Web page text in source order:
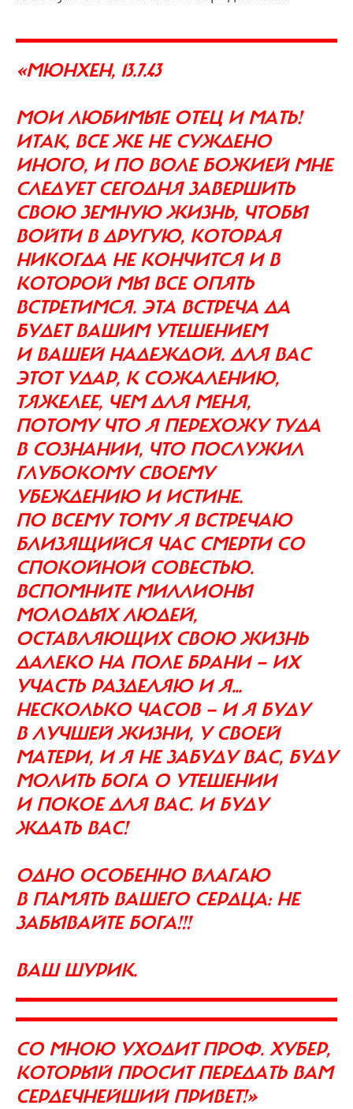
«МЮНХЕН, 13.7.43
МОИ ЛЮБИМЫЕ ОТЕЦ И МАТЬ!
ИТАК, ВСЕ ЖЕ НЕ СУЖДЕНО
ИНОГО, И ПО ВОЛЕ БОЖИЕЙ МНЕ
СЛЕДУЕТ СЕГОДНЯ ЗАВЕРШИТЬ
СВОЮ ЗЕМНУЮ ЖИЗНЬ, ЧТОБЫ
ВОЙТИ В ДРУГУЮ, КОТОРАЯ
НИКОГДА НЕ КОНЧИТСЯ И В
КОТОРОЙ МЫ ВСЕ ОПЯТЬ
ВСТРЕТИМСЯ. ЭТА ВСТРЕЧА ДА
БУДЕТ ВАШИМ УТЕШЕНИЕМ
И ВАШЕЙ НАДЕЖДОЙ. ДЛЯ ВАС
ЭТОТ УДАР, К СОЖАЛЕНИЮ,
ТЯЖЕЛЕЕ, ЧЕМ ДЛЯ МЕНЯ,
ПОТОМУ ЧТО Я ПЕРЕХОЖУ ТУДА
В СОЗНАНИИ, ЧТО ПОСЛУЖИЛ
ГЛУБОКОМУ СВОЕМУ
УБЕЖДЕНИЮ И ИСТИНЕ.
ПО ВСЕМУ ТОМУ Я ВСТРЕЧАЮ
БЛИЗЯЩИЙСЯ ЧАС СМЕРТИ СО
СПОКОЙНОЙ СОВЕСТЬЮ.
ВСПОМНИТЕ МИЛЛИОНЫ
МОЛОДЫХ ЛЮДЕЙ,
ОСТАВЛЯЮЩИХ СВОЮ ЖИЗНЬ
ДАЛЕКО НА ПОЛЕ БРАНИ — ИХ
УЧАСТЬ РАЗДЕЛЯЮ И Я…
НЕСКОЛЬКО ЧАСОВ — И Я БУДУ
В ЛУЧШЕЙ ЖИЗНИ, У СВОЕЙ
МАТЕРИ, И Я НЕ ЗАБУДУ ВАС, БУДУ
МОЛИТЬ БОГА О УТЕШЕНИИ
И ПОКОЕ ДЛЯ ВАС. И БУДУ
ЖДАТЬ ВАС!
ОДНО ОСОБЕННО ВЛАГАЮ
В ПАМЯТЬ ВАШЕГО СЕРДЦА: НЕ
ЗАБЫВАЙТЕ БОГА!!!
ВАШ ШУРИК.
СО МНОЮ УХОДИТ ПРОФ. ХУБЕР,
КОТОРЫЙ ПРОСИТ ПЕРЕДАТЬ ВАМ
СЕРДЕЧНЕЙШИЙ ПРИВЕТ!»